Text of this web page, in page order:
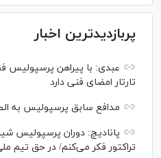
پربازدیدترین اخبار
عبدی: با پیراهن پرسپولیس
تارتار امضای فنی دارد
مدافع سابق پرسپولیس به
پانادیچ: دوران پرسپولیس
تراکتور فکر می‌کنم/ در حق تیم